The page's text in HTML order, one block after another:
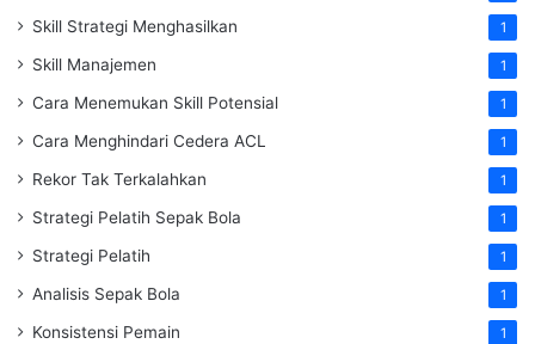
Skill Strategi Menghasilkan 1
Skill Manajemen 1
Cara Menemukan Skill Potensial 1
Cara Menghindari Cedera ACL 1
Rekor Tak Terkalahkan 1
Strategi Pelatih Sepak Bola 1
Strategi Pelatih 1
Analisis Sepak Bola 1
Konsistensi Pemain 1